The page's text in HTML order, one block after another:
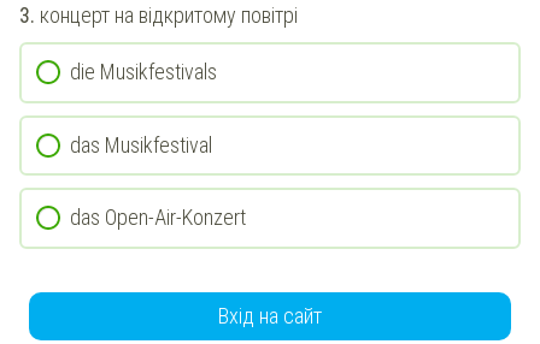
3. концерт на відкритому повітрі
die Musikfestivals
das Musikfestival
das Open-Air-Konzert
Вхід на сайт